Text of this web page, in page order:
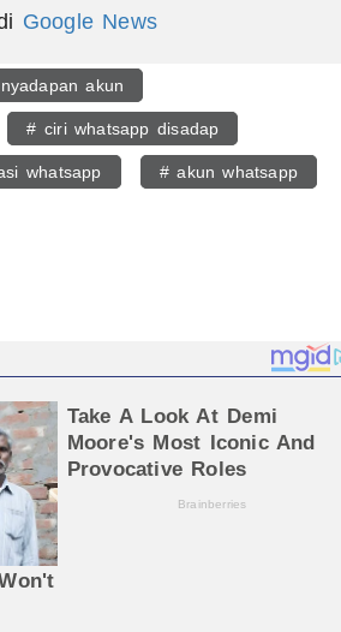
Google News
akun
# ciri whatsapp disadap
whatsapp # akun whatsapp